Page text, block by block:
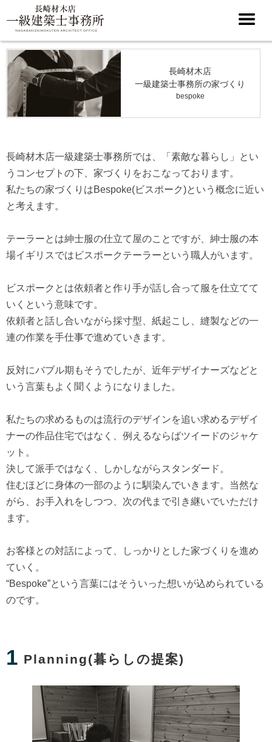
長崎材木店
一級建築士事務所の家づくり
bespoke
長崎材木店一級建築士事務所では、「素敵な暮らし」とい
うコンセプトの下、家づくりをおこなっております。
私たちの家づくりはBespoke(ビスポーク)という概念に近い
と考えます。
テーラーとは紳士服の仕立て屋のことですが、紳士服の本
場イギリスではビスポークテーラーという職人がいます。
ビスポークとは依頼者と作り手が話し合って服を仕立てて
いくという意味です。
依頼者と話し合いながら採寸型、紙起こし、縫製などの一
連の作業を手仕事で進めていきます。
反対にバブル期もそうでしたが、近年デザイナーズなどと
いう言葉もよく聞くようになりました。
私たちの求めるものは流行のデザインを追い求めるデザイ
ナーの作品住宅ではなく、例えるならばツイードのジャケ
ット。
決して派手ではなく、しかしながらスタンダード。
住むほどに身体の一部のように馴染んでいきます。当然な
がら、お手入れをしつつ、次の代まで引き継いでいただけ
ます。
お客様との対話によって、しっかりとした家づくりを進め
ていく。
“Bespoke”という言葉にはそういった想いが込められている
のです。
1 Planning(暮らしの提案)